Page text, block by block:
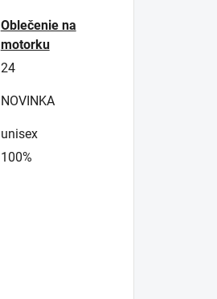
Oblečenie na
motorku
24
NOVINKA
unisex
100%